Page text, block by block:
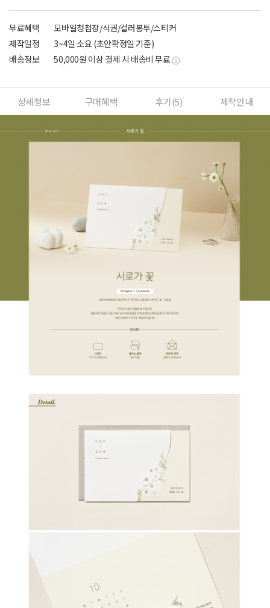
무료혜택
모바일청첩장/식권/컬러봉투/스티커
제작일정
3~4일 소요 (초안확정일 기준)
배송정보
50,000원 이상 결제 시 배송비 무료
상세정보 구매혜택 후기(5) 제작안내